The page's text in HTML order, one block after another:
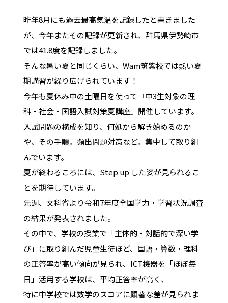
昨年8月にも過去最高気温を記録したと書きました
が、今年またその記録が更新され、群馬県伊勢崎市
では41.8度を記録しました。
そんな暑い夏と同じくらい、Wam筑紫校では熱い夏
期講習が繰り広げられています！
今年も夏休み中の土曜日を使って『中3生対象の理
科・社会・国語入試対策夏講座』開催しています。
入試問題の構成を知り、何処から解き始めるのか
や、その手順。頻出問題対策など。集中して取り組
んでいます。
夏が終わるころには、Step up した姿が見られるこ
とを期待しています。
先週、⽂科省より令和7年度全国学力‧学習状況調査
の結果が発表されました。
その中で、学校の授業で「主体的・対話的で深い学
び」に取り組んだ児童生徒ほど、国語・算数・理科
の正答率が高い傾向が見られ、ICT機器を「ほぼ毎
日」活用する学校は、平均正答率が高く、
特に中学校では数学のスコアに顕著な差が見られま